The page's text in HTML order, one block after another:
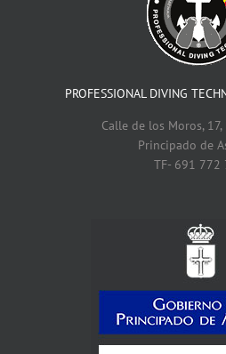
PROFESSIONAL DIVING
Calle de los Moros,
Principado de
TF- 691 772